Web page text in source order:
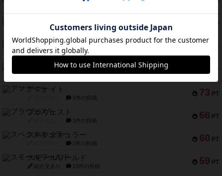
PT
PT
紹介文あり 2件の投稿
PT
宵と暁の呪文書
紹介文あり 8件の投稿
73 PT
リスボン・トラム 28
紹介文あり 9件の投稿
73 PT
アマナイト
1件の投稿
66 PT
ブラヴェスト
1件の投稿
60 PT
スペクタキュラー
1件の投稿
59 PT
スモールワールド
紹介文あり 13件の投稿